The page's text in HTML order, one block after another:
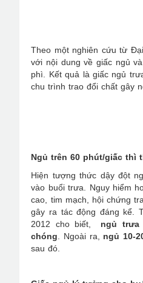
Theo một nghiên cứu từ
với nội dung về giấc ngủ
phì. Kết quả là giấc ngủ
chu trình trao đổi chất gây
Ngủ trên 60 phút/giấc thì
Hiện tượng thức dậy đột
vào buổi trưa. Nguy hiểm
cao, tim mạch, hội chứng
gây ra tác động đáng kể.
2012 cho biết, ngủ trưa
chóng . Ngoài ra, ngủ 10-
sau đó.